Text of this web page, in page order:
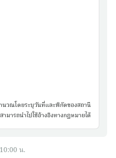
นวณโดยระบุวันที่และพิกัดของสถานี
มารถนำไปใช้อ้างอิงทางกฏหมายได้
น.